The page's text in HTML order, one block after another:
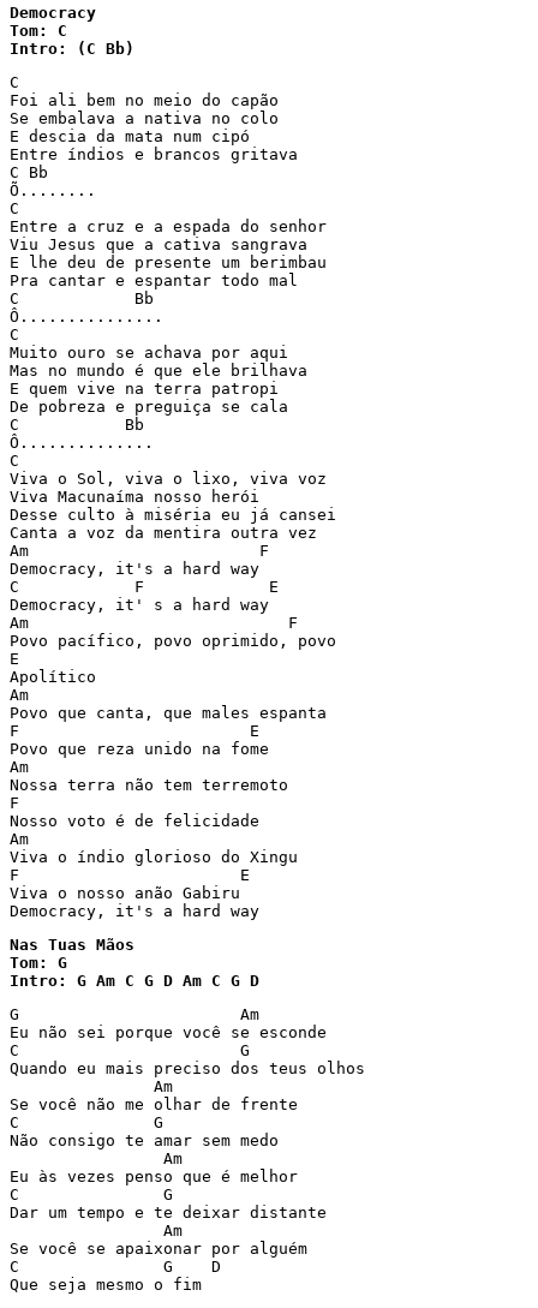
Democracy
Tom: C
Intro: (C Bb)
C
Foi ali bem no meio do capão
Se embalava a nativa no colo
E descia da mata num cipó
Entre índios e brancos gritava
C Bb
Õ........
C
Entre a cruz e a espada do senhor
Viu Jesus que a cativa sangrava
E lhe deu de presente um berimbau
Pra cantar e espantar todo mal
C            Bb
Ô...............
C
Muito ouro se achava por aqui
Mas no mundo é que ele brilhava
E quem vive na terra patropi
De pobreza e preguiça se cala
C           Bb
Ô..............
C
Viva o Sol, viva o lixo, viva voz
Viva Macunaíma nosso herói
Desse culto à miséria eu já cansei
Canta a voz da mentira outra vez
Am                        F
Democracy, it's a hard way
C            F             E
Democracy, it' s a hard way
Am                           F
Povo pacífico, povo oprimido, povo
E
Apolítico
Am
Povo que canta, que males espanta
F                        E
Povo que reza unido na fome
Am
Nossa terra não tem terremoto
F
Nosso voto é de felicidade
Am
Viva o índio glorioso do Xingu
F                       E
Viva o nosso anão Gabiru
Democracy, it's a hard way
Nas Tuas Mãos
Tom: G
Intro: G Am C G D Am C G D
G			Am
Eu não sei porque você se esconde
C			G
Quando eu mais preciso dos teus olhos
Se você não me olhar de frente
C	       G
Não consigo te amar sem medo
Eu às vezes penso que é melhor
C		G
Dar um tempo e te deixar distante
Se você se apaixonar por alguém
C		G    D
Que seja mesmo o fim